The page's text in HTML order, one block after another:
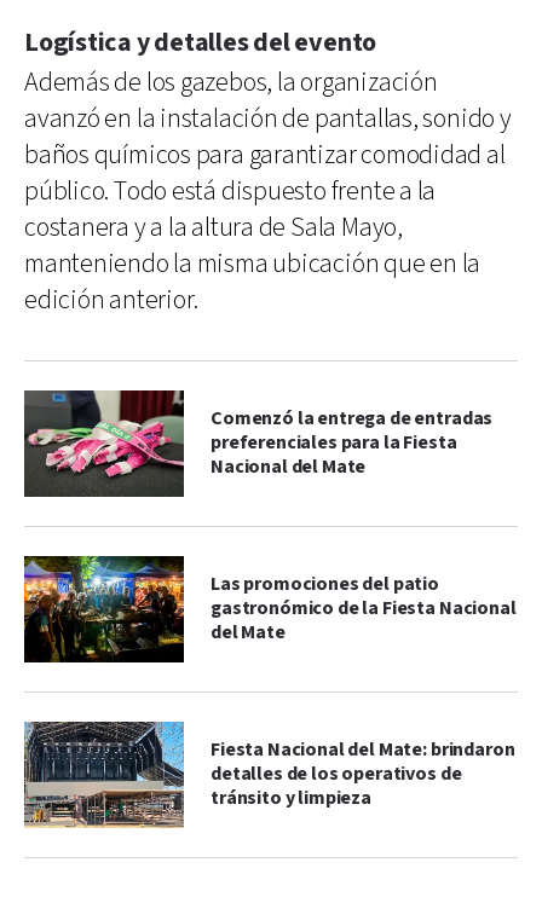
Logística y detalles del evento
Además de los gazebos, la organización
avanzó en la instalación de pantallas, sonido y
baños químicos para garantizar comodidad al
público. Todo está dispuesto frente a la
costanera y a la altura de Sala Mayo,
manteniendo la misma ubicación que en la
edición anterior.
Comenzó la entrega de entradas
preferenciales para la Fiesta
Nacional del Mate
Las promociones del patio
gastronómico de la Fiesta Nacional
del Mate
Fiesta Nacional del Mate: brindaron
detalles de los operativos de
tránsito y limpieza